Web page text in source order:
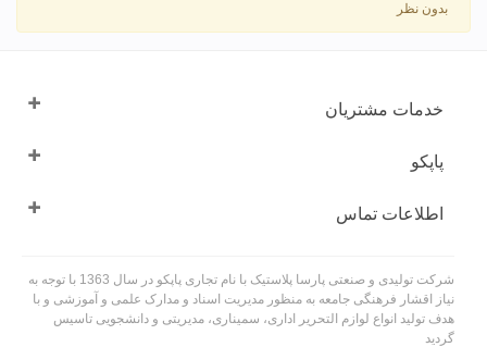
بدون نظر
خدمات مشتریان
پاپکو
اطلاعات تماس
شرکت تولیدی و صنعتی پارسا پلاستیک با نام تجاری پاپکو در سال 1363 با توجه به
نیاز اقشار فرهنگی جامعه به منظور مدیریت اسناد و مدارک علمی و آموزشی و با
هدف تولید انواع لوازم التحریر اداری، سمیناری، مدیریتی و دانشجویی تاسیس
گردید